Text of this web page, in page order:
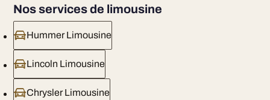
Nos services de limousine
Hummer Limousine
Lincoln Limousine
Chrysler Limousine